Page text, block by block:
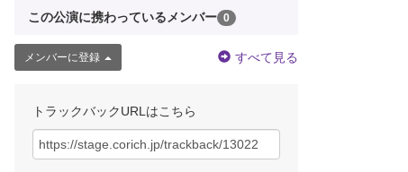
この公演に携わっているメンバー 0
メンバーに登録 すべて見る
トラックバックURLはこちら